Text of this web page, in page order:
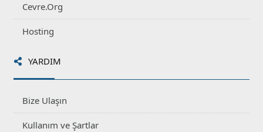
Cevre.Org
Hosting
YARDIM
Bize Ulaşın
Kullanım ve Şartlar